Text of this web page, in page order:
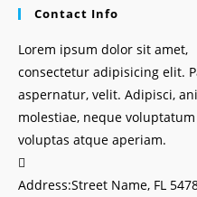
Contact Info
Lorem ipsum dolor sit amet,
consectetur adipisicing elit.
aspernatur, velit. Adipisci,
molestiae, neque
voluptas atque aperiam.
Address:Street Name, FL